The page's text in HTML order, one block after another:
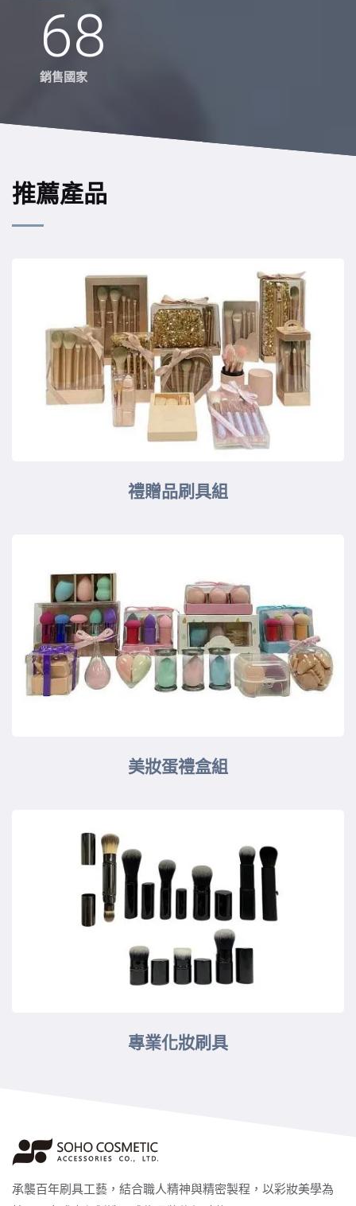
68
銷售國家
推薦產品
禮贈品刷具組
美妝蛋禮盒組
專業化妝刷具
承襲百年刷具工藝，結合職人精神與精密製程，以彩妝美學為